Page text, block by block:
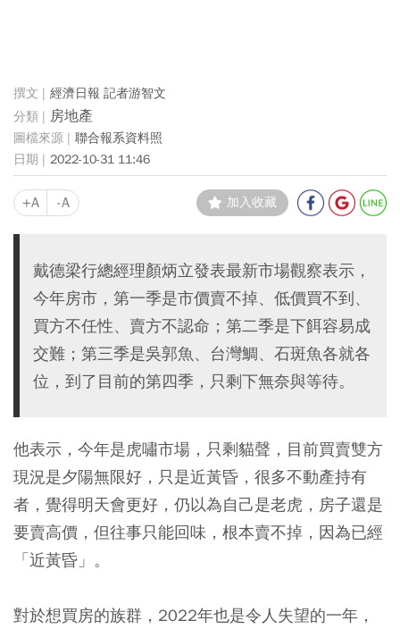
經濟日報 記者游智文
房地產
聯合報系資料照
2022-10-31 11:46
+A -A 加入收藏
戴德梁行總經理顏炳立發表最新市場觀察表示，
今年房市，第一季是市價賣不掉、低價買不到、
買方不任性、賣方不認命；第二季是下餌容易成
交難；第三季是吳郭魚、台灣鯛、石斑魚各就各
位，到了目前的第四季，只剩下無奈與等待。
他表示，今年是虎嘯市場，只剩貓聲，目前買賣雙方
現況是夕陽無限好，只是近黃昏，很多不動產持有
者，覺得明天會更好，仍以為自己是老虎，房子還是
要賣高價，但往事只能回味，根本賣不掉，因為已經
「近黃昏」。
對於想買房的族群，2022年也是令人失望的一年，